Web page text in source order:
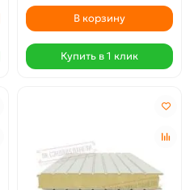
В корзину
Купить в 1 клик